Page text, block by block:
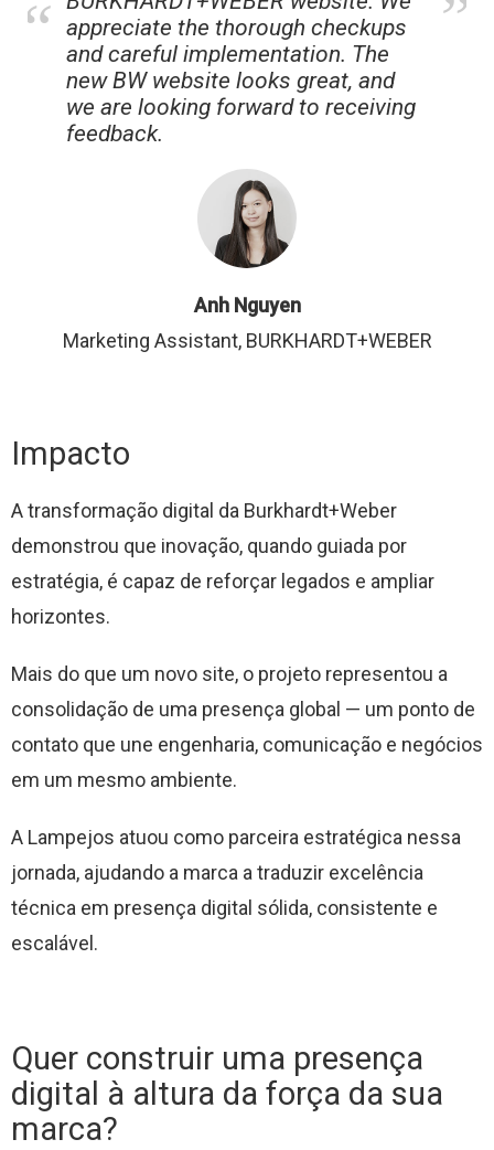
appreciate the thorough checkups
and careful implementation. The
new BW website looks great, and
we are looking forward to receiving
feedback.
”
Anh Nguyen
Marketing Assistant, BURKHARDT+WEBER
Impacto
A transformação digital da Burkhardt+Weber
demonstrou que inovação, quando guiada por
estratégia, é capaz de reforçar legados e ampliar
horizontes.
Mais do que um novo site, o projeto representou a
consolidação de uma presença global — um ponto de
contato que une engenharia, comunicação e negócios
em um mesmo ambiente.
A Lampejos atuou como parceira estratégica nessa
jornada, ajudando a marca a traduzir excelência
técnica em presença digital sólida, consistente e
escalável.
Quer construir uma presença
digital à altura da força da sua
marca?